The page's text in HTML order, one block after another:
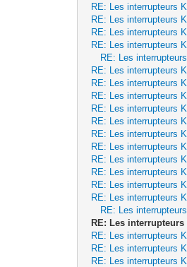
RE: Les interrupteurs
RE: Les interrupteurs
RE: Les interrupteurs
RE: Les interrupteurs
RE: Les
RE: Les interrupteurs
RE: Les interrupteurs
RE: Les interrupteurs
RE: Les interrupteurs
RE: Les interrupteurs
RE: Les interrupteurs
RE: Les interrupteurs
RE: Les interrupteurs
RE: Les interrupteurs
RE: Les interrupteurs
RE: Les interrupteurs
RE: Les
RE: Les interrupteurs
RE: Les interrupteurs
RE: Les interrupteurs
RE: Les interrupteurs